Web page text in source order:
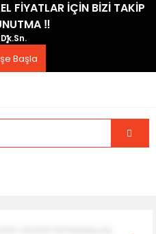
FİYATLAR İÇİN BİZİ TAKİP
​‼️​
Dk.Sn.
Başla